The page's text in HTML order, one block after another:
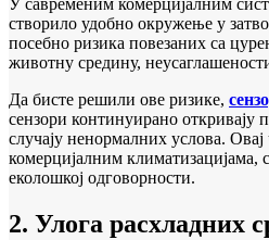
створило удобно окружење у
посебно ризика повезаних са
животну средину,
Да бисте решили ове ризике,
сензори континуирано откривају
случају ненормалних услова.
комерцијалним климатизацијама,
еколошкој одговорности.
2. Улога расхладних